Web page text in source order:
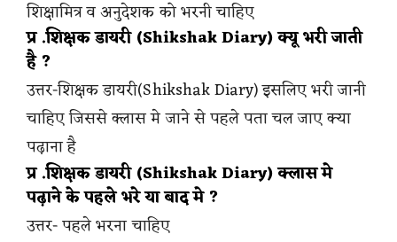
शिक्षामित्र व अनुदेशक को भरनी चाहिए
प्र .शिक्षक डायरी (Shikshak Diary) क्यू भरी जाती
है ?
उत्तर-शिक्षक डायरी(Shikshak Diary) इसलिए भरी जानी
चाहिए जिससे क्लास मे जाने से पहले पता चल जाए क्या
पढ़ाना है
प्र .शिक्षक डायरी (Shikshak Diary) क्लास मे
पढ़ाने के पहले भरे या बाद मे ?
उत्तर- पहले भरना चाहिए